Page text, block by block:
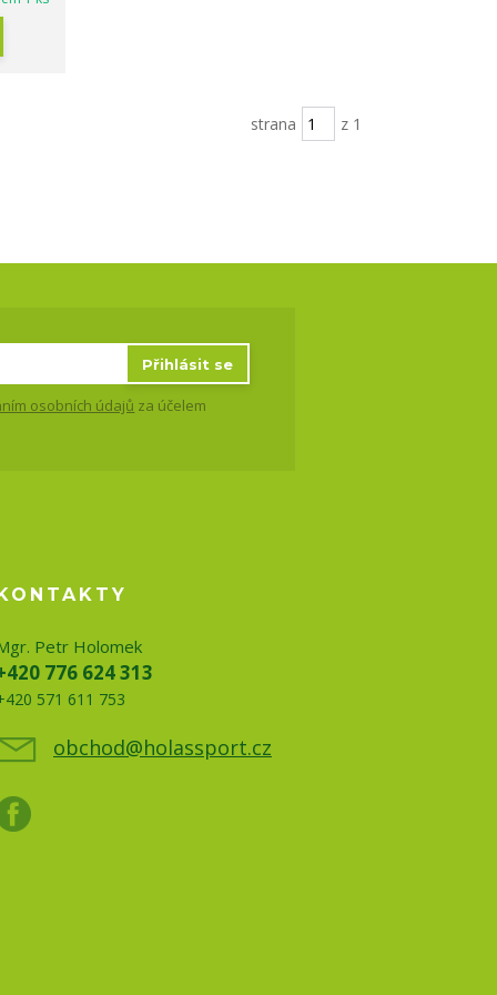
strana z 1
Přihlásit se
osobních údajů za účelem
Petr Holomek
776 624 313
571 611 753
obchod@holassport.cz